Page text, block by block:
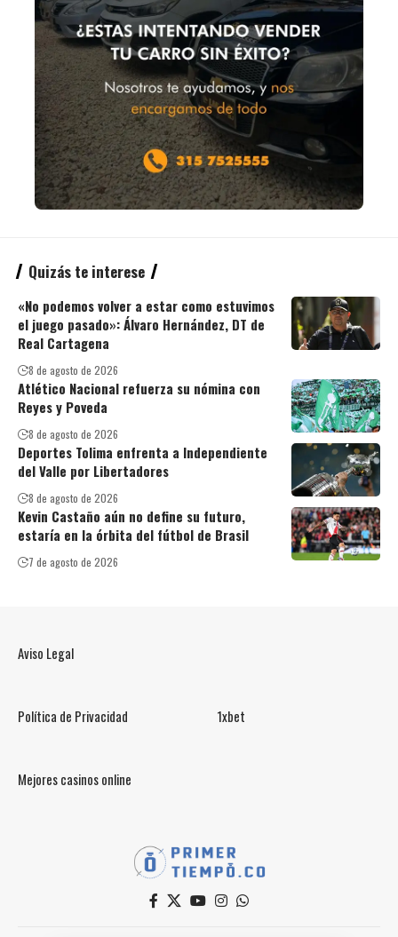
Quizás te interese
«No podemos volver a estar como estuvimos
el juego pasado»: Álvaro Hernández, DT de
Real Cartagena
8 de agosto de 2026
Atlético Nacional refuerza su nómina con
Reyes y Poveda
8 de agosto de 2026
Deportes Tolima enfrenta a Independiente
del Valle por Libertadores
8 de agosto de 2026
Kevin Castaño aún no define su futuro,
estaría en la órbita del fútbol de Brasil
7 de agosto de 2026
Aviso Legal
Política de Privacidad 1xbet
Mejores casinos online